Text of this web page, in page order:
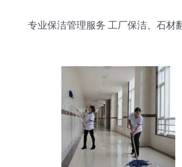
专业保洁管理服务 工厂保洁、石材